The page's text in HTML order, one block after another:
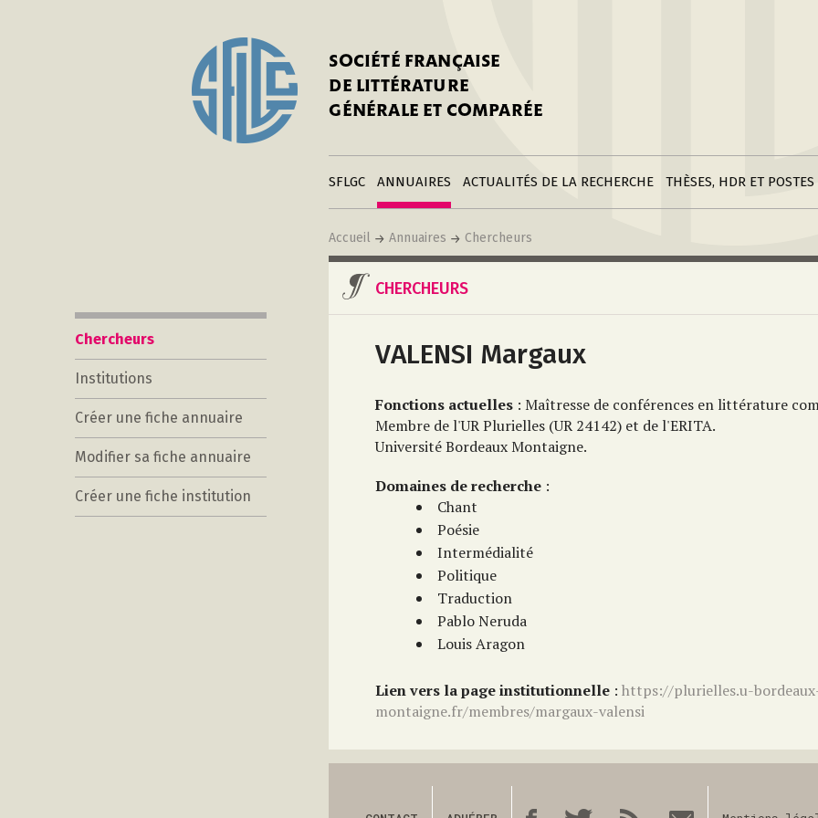
SOCIÉTÉ FRANÇAISE
DE LITTÉRATURE
GÉNÉRALE ET COMPARÉE
SFLGC
Adhérer à la SFLGC
Publier sur ce site
LiensANNUAIRES
Créer une fiche
annuaire
Modifier sa fiche
annuaire
Créer une fiche
institutionACTUALITÉS DE LA RECHERCHE
Divers
Soumettre une
annonce
THÈSES, HDR ET POSTES
Postes
Accueil Annuaires Chercheurs
Chercheurs
Institutions
Créer une fiche annuaire
Modifier sa fiche annuaire
Créer une fiche institution
CHERCHEURS
VALENSI Margaux
Fonctions actuelles : Maîtresse de conférences en littérature
Membre de l'UR Plurielles (UR 24142) et de l'ERITA.
Université Bordeaux Montaigne.
Domaines de recherche :
Chant
Poésie
Intermédialité
Politique
Traduction
Pablo Neruda
Louis Aragon
Lien vers la page institutionnelle :https://plurielles.u-
montaigne.fr/membres/margaux-valensi